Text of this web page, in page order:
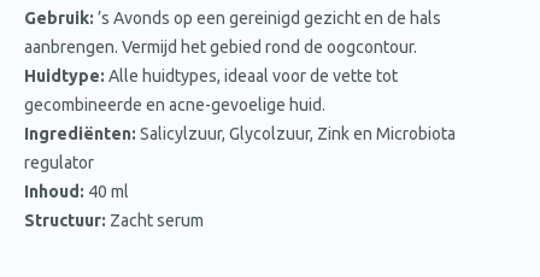
Gebruik: ’s Avonds op een gereinigd gezicht en de hals
aanbrengen. Vermijd het gebied rond de oogcontour.
Huidtype: Alle huidtypes, ideaal voor de vette tot
gecombineerde en acne-gevoelige huid.
Ingrediënten: Salicylzuur, Glycolzuur, Zink en Microbiota
regulator
Inhoud: 40 ml
Structuur: Zacht serum